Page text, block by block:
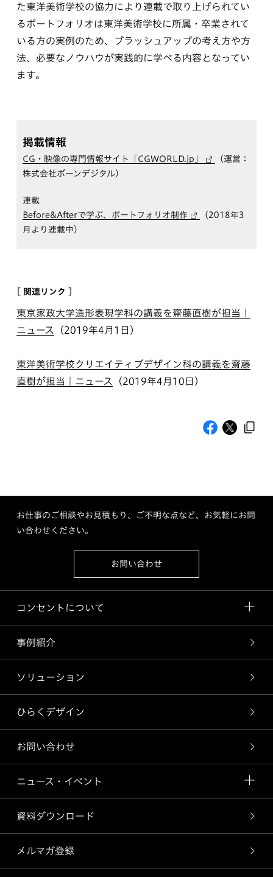
た東洋美術学校の協力により連載で取り上げられてい
るポートフォリオは東洋美術学校に所属・卒業されて
いる方の実例のため、ブラッシュアップの考え方や方
法、必要なノウハウが実践的に学べる内容となってい
ます。
掲載情報
CG・映像の専門情報サイト「CGWORLD.jp」
（運営：
株式会社ボーンデジタル）
連載
Before&Afterで学ぶ、ポートフォリオ制作
（2018年3
月より連載中）
[ 関連リンク ]
東京家政大学造形表現学科の講義を齋藤直樹が担当｜
ニュース
（2019年4月1日）
東洋美術学校クリエイティブデザイン科の講義を齋藤
直樹が担当｜ニュース
（2019年4月10日）
お仕事のご相談やお見積もり、ご不明な点など、お気軽にお問
い合わせください。
お問い合わせ
コンセントについて
事例紹介
ソリューション
ひらくデザイン
お問い合わせ
ニュース・イベント
資料ダウンロード
メルマガ登録